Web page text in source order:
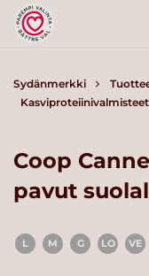
Sydänmerkki
Kasviproteiinivalmisteet
Coop
pavut
L M G LO VE